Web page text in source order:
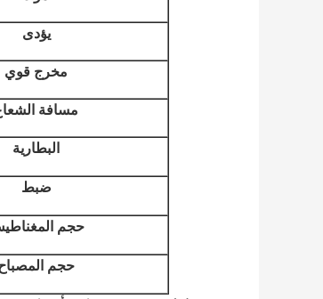
يؤدى
مخرج قوي
مسافة
البطارية
ضبط
حجم
حجم